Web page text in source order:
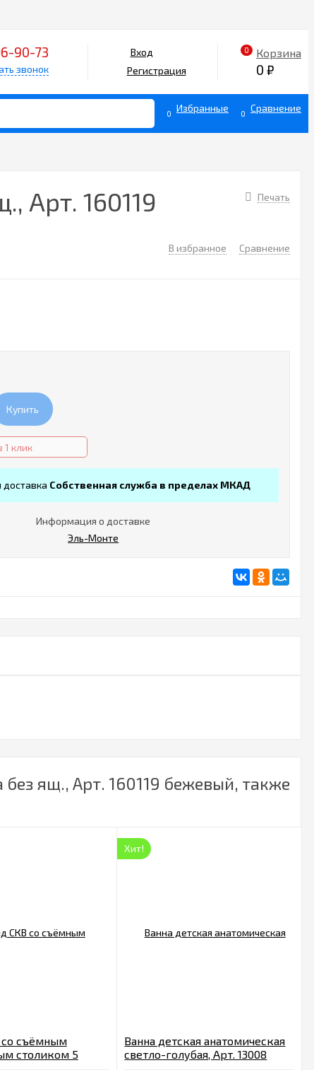
90-73
звонок
Вход
Регистрация
0 Корзина
0 ₽
0 Избранные 0 Сравнение
Печать
Арт. 160119
В избранное Сравнение
Купить
1 клик
доставка Собственная служба в пределах МКАД
Информация о доставке
Эль-Монте
ящ., Арт. 160119 бежевый, также
съёмным
столиком 5
Хит!
Ванна детская анатомическая
светло-голубая, Арт. 13008